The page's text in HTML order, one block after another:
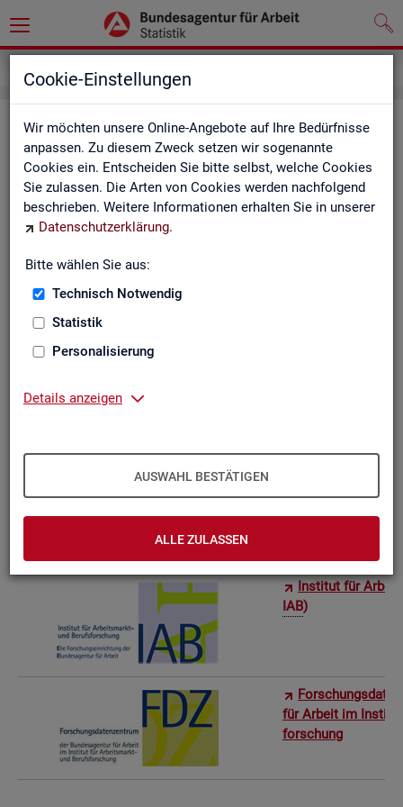
Cookie-Einstellungen
Wir möchten unsere Online-Angebote auf Ihre Bedürfnisse
anpassen. Zu diesem Zweck setzen wir sogenannte
Cookies ein. Entscheiden Sie bitte selbst, welche Cookies
Sie zulassen. Die Arten von Cookies werden nachfolgend
beschrieben. Weitere Informationen erhalten Sie in unserer
Datenschutzerklärung.
Bitte wählen Sie aus:
Technisch Notwendig
Statistik
Personalisierung
Details anzeigen
AUSWAHL BESTÄTIGEN
ALLE ZULASSEN
Wei­te­re Sta­tis­tik­an­ge­bo­te
Hier er­hal­ten Sie eine Aus­wahl wei­te­rer Sta­tis­tik­an­ge­bo­te an­
de­rer In­sti­tu­tio­nen:
In­sti­tut für
IAB)
für Ar­beit im
for­schung